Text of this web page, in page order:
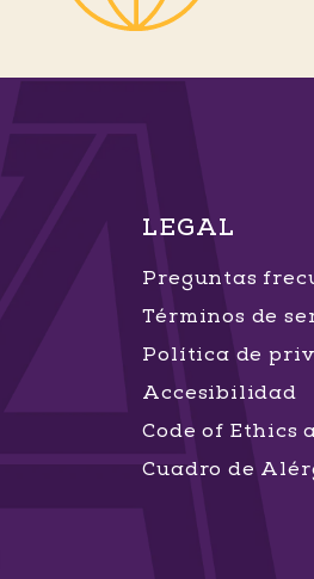
LEGAL
Preguntas
Términos de
Política de
Accesibilidad
Code of Ethics
Cuadro de